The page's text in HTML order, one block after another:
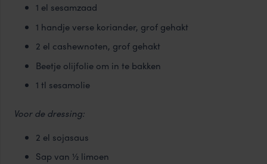
1 el sesamzaad
1 handje verse koriander, grof gehakt
2 el cashewnoten, grof gehakt
Beetje olijfolie om in te bakken
1 tl sesamolie
Voor de dressing:
2 el sojasaus
Sap van ½ limoen